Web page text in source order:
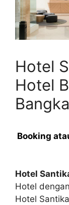
Hotel
Hotel
Bangka
Booking
Hotel
Hotel
Hotel